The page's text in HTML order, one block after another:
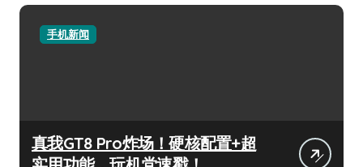
手机新闻
真我GT8 Pro炸场！硬核配置+超